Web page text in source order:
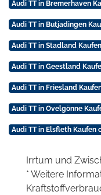
Audi TT in Bremerhaven
Audi TT in Butjadingen
Audi TT in Stadland
Audi TT in Geestland
Audi TT in Friesland
Audi TT in Ovelgönne
Audi TT in Elsfleth Kaufen
Irrtum und
* Weitere